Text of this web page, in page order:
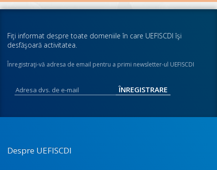
Fiţi informat despre toate domeniile în care UEFISCDI îşi
desfăşoară activitatea.
Înregistraţi-vă adresa de email pentru a primi newsletter-ul UEFISCDI
Despre UEFISCDI